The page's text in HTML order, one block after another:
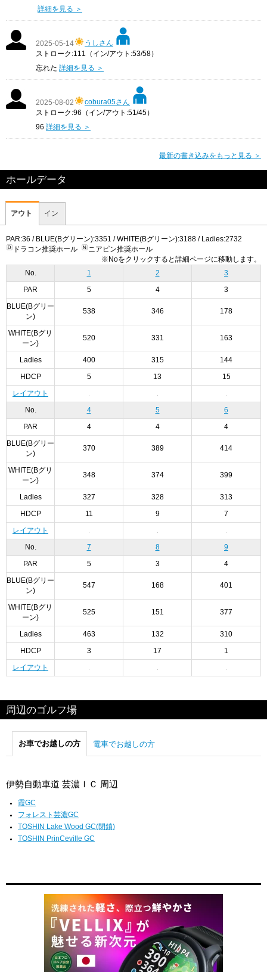
詳細を見る ＞
2025-05-14
うしさん
ストローク:111（イン/アウト:53/58）
忘れた 詳細を見る ＞
2025-08-02
cobura05さん
ストローク:96（イン/アウト:51/45）
96 詳細を見る ＞
最新の書き込みをもっと見る ＞
ホールデータ
アウト イン
PAR:36 / BLUE(Bグリーン):3351 / WHITE(Bグリーン):3188 / Ladies:2732
ドラコン推奨ホール
ニアピン推奨ホール
※Noをクリックすると詳細ページに移動します。
No.
1 2 3
PAR 5 4 3
BLUE(Bグリー
ン)
538 346 178
WHITE(Bグリ
ーン)
520 331 163
Ladies 400 315 144
HDCP 5 13 15
レイアウト
No. 4 5 6
PAR 4 4 4
BLUE(Bグリー
ン)
370 389 414
WHITE(Bグリ
ーン)
348 374 399
Ladies 327 328 313
HDCP 11 9 7
レイアウト
No. 7 8 9
PAR 5 3 4
BLUE(Bグリー
ン)
547 168 401
WHITE(Bグリ
ーン)
525 151 377
Ladies 463 132 310
HDCP 3 17 1
レイアウト
周辺のゴルフ場
お車でお越しの方 電車でお越しの方
伊勢自動車道 芸濃ＩＣ 周辺
霞GC
フォレスト芸濃GC
TOSHIN Lake Wood GC(閉鎖)
TOSHIN PrinCeville GC